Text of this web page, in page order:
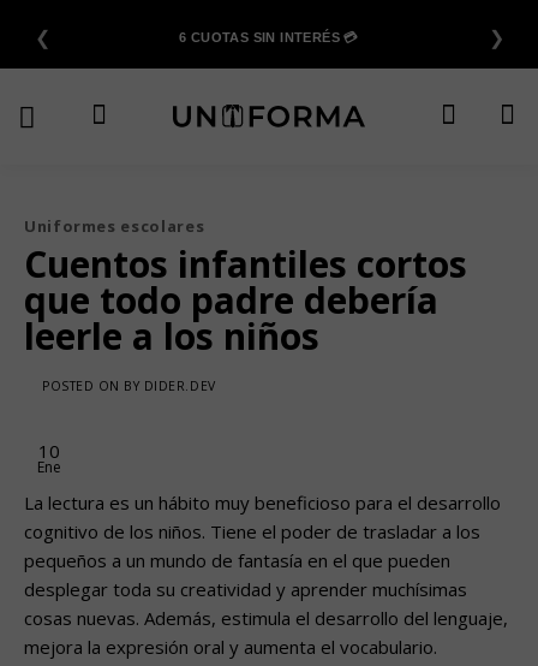
contenido
❮ 6 CUOTAS SIN INTERÉS 💳 ❯
Uniformes escolares
Cuentos infantiles cortos
que todo padre debería
leerle a los niños
POSTED ON BY DIDER.DEV
10
Ene
La lectura es un hábito muy beneficioso para el desarrollo
cognitivo de los niños. Tiene el poder de trasladar a los
pequeños a un mundo de fantasía en el que pueden
desplegar toda su creatividad y aprender muchísimas
cosas nuevas. Además, estimula el desarrollo del lenguaje,
mejora la expresión oral y aumenta el vocabulario.